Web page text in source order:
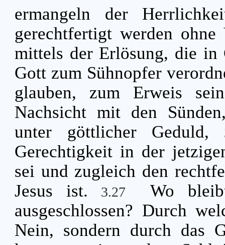
ermangeln der
gerechtfertigt werden ohne
mittels der Erlösung, die in
Gott zum Sühnopfer
glauben, zum Erweis
Nachsicht mit den
unter göttlicher Geduld,
Gerechtigkeit in der
sei und zugleich den
Jesus ist.
3.27
Wo
ausgeschlossen? Durch
Nein, sondern durch das